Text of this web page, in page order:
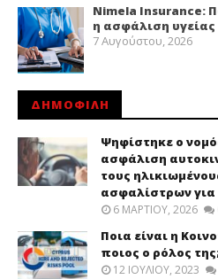
Nimela Insurance:
η ασφάλιση
7 Αυγούστου, 2026
ΔΗΜΟΦΙΛΗ
Ψηφίστηκε ο
ασφάλιση
τους
ασφαλίστρων για
6 ΜΑΡΤΊΟΥ, 2026
Ποια είναι η
ποιος ο ρόλος
12 ΙΟΥΛΊΟΥ, 2023